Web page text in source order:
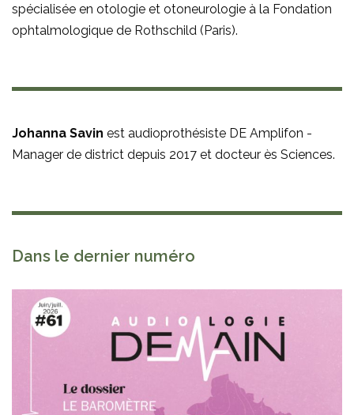
spécialisée en otologie et otoneurologie à la Fondation
ophtalmologique de Rothschild (Paris).
Johanna Savin est audioprothésiste DE Amplifon -
Manager de district depuis 2017 et docteur ès Sciences.
Dans le dernier numéro